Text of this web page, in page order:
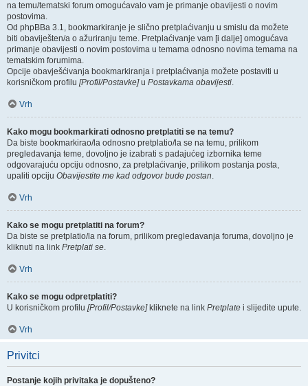
na temu/tematski forum omogućavalo vam je primanje obavijesti o novim
postovima.
Od phpBBa 3.1, bookmarkiranje je slično pretplaćivanju u smislu da možete
biti obaviješten/a o ažuriranju teme. Pretplaćivanje vam [i dalje] omogućava
primanje obavijesti o novim postovima u temama odnosno novima temama na
tematskim forumima.
Opcije obavješćivanja bookmarkiranja i pretplaćivanja možete postaviti u
korisničkom profilu [Profil/Postavke]u Postavkama obavijesti.
Vrh
Kako mogu bookmarkirati odnosno pretplatiti se na temu?
Da biste bookmarkirao/la odnosno pretplatio/la se na temu, prilikom
pregledavanja teme, dovoljno je izabrati s padajućeg izbornika teme
odgovarajuću opciju odnosno, za pretplaćivanje, prilikom postanja posta,
upaliti opciju Obavijestite me kad odgovor bude postan.
Vrh
Kako se mogu pretplatiti na forum?
Da biste se pretplatio/la na forum, prilikom pregledavanja foruma, dovoljno je
kliknuti na link Pretplati se.
Vrh
Kako se mogu odpretplatiti?
U korisničkom profilu [Profil/Postavke]kliknete na link Pretplate i slijedite upute.
Vrh
Privitci
Postanje kojih privitaka je dopušteno?